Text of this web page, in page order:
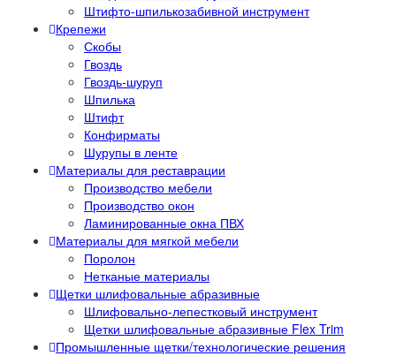
Штифто-шпилькозабивной инструмент
Крепежи
Скобы
Гвоздь
Гвоздь-шуруп
Шпилька
Штифт
Конфирматы
Шурупы в ленте
Материалы для реставрации
Производство мебели
Производство окон
Ламинированные окна ПВХ
Материалы для мягкой мебели
Поролон
Нетканые материалы
Щетки шлифовальные абразивные
Шлифовально-лепестковый инструмент
Щетки шлифовальные абразивные Flex Trim
Промышленные щетки/технологические решения